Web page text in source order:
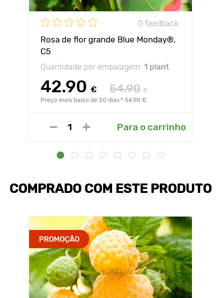
0 feedback
Rosa de flor grande Blue Monday®,
C5
Quantidade por embalagem: 1 plant
42.90 € 54.90 €
Preço mais baixo de 30 dias:* 54.90 €
Para o carrinho
COMPRADO COM ESTE PRODUTO
PROMOÇÃO